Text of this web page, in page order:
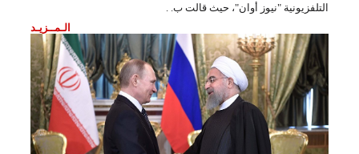
التلفزيونية "نيوز أوان"، حيث قالت ب. .
الـمــزيـد